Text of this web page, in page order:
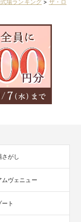
場ランキング > ザ・ロ
がし
ムヴェニュー
ト